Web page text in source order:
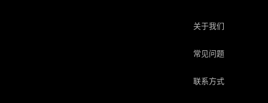
关于我们
常见问题
联系方式